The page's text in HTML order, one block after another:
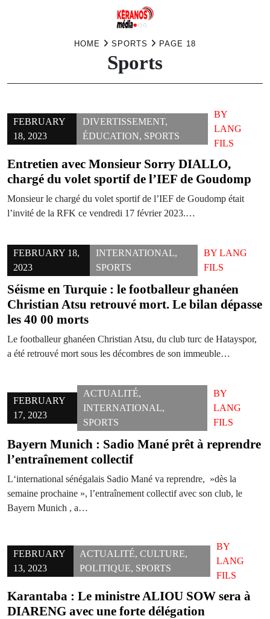
HOME SPORTS PAGE 18
Sports
FEBRUARY
18, 2023
DIVERTISSEMENT,
ÉDUCATION, SPORTS
BY
LANG
FILS
Entretien avec Monsieur Sorry DIALLO,
chargé du volet sportif de l’IEF de Goudomp
Monsieur le chargé du volet sportif de l’IEF de Goudomp était
l’invité de la RFK ce vendredi 17 février 2023.…
FEBRUARY 18,
2023
INTERNATIONAL,
SPORTS
BYLANG
FILS
Séisme en Turquie : le footballeur ghanéen
Christian Atsu retrouvé mort. Le bilan dépasse
les 40 00 morts
Le footballeur ghanéen Christian Atsu, du club turc de Hatayspor,
a été retrouvé mort sous les décombres de son immeuble…
FEBRUARY
17, 2023
ACTUALITÉ,
INTERNATIONAL,
SPORTS
BY
LANG
FILS
Bayern Munich : Sadio Mané prêt à reprendre
l’entraînement collectif
L‘international sénégalais Sadio Mané va reprendre, »dès la
semaine prochaine », l’entraînement collectif avec son club, le
Bayern Munich , a…
FEBRUARY
13, 2023
ACTUALITÉ,CULTURE,
POLITIQUE, SPORTS
BY
LANG
FILS
Karantaba : Le ministre ALIOU SOW sera à
DIARENG avec une forte délégation